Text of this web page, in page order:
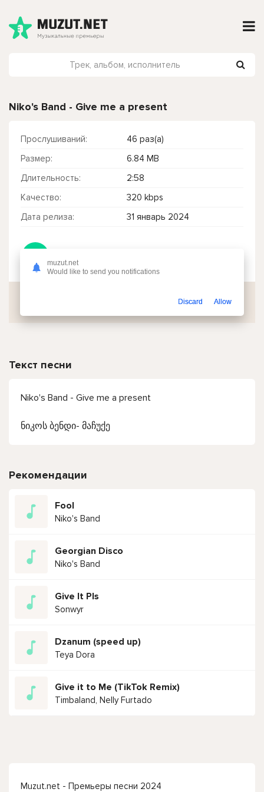
Niko's Band - Give me a present
Прослушиваний:
46 раз(а)
Размер:
6.84 MB
Длительность:
2:58
Качество:
320 kbps
Дата релиза:
31 январь 2024
Текст песни
Niko's Band - Give me a present
ნიკოს ბენდი- მაჩუქე
Рекомендации
Fool
Niko's Band
Georgian Disco
Niko's Band
Give It Pls
Sonwyr
Dzanum (speed up)
Teya Dora
Give it to Me (TikTok Remix)
Timbaland, Nelly Furtado
Muzut.net - Премьеры песни 2024
muzut.net
Would like to send you notifications
Discard Allow